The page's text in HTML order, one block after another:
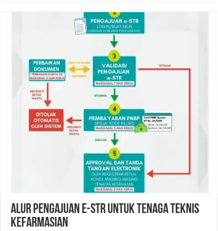
Alur Pengajuan e-STR untuk Tenaga Teknis
Kefarmasian